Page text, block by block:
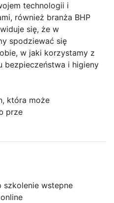
technologii i
również branża BHP
się, że w
spodziewać się
w jaki korzystamy z
bezpieczeństwa i higieny
która może
prze
szkolenie wstepne